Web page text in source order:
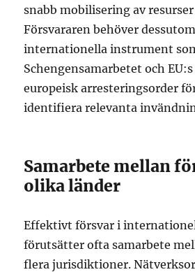
snabb mobilisering av
Försvararen behöver
internationella instrument
Schengensamarbetet och
europeisk arresteringsorder
identifiera relevanta
Samarbete mellan
olika länder
Effektivt försvar i
förutsätter ofta samarbete
flera jurisdiktioner.